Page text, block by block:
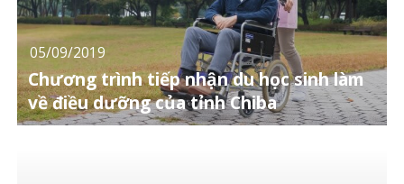
05/09/2019
Chương trình tiếp nhận du học sinh làm
về điều dưỡng của tỉnh Chiba